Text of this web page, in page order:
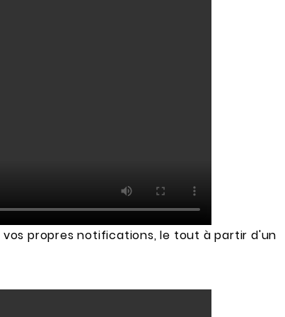
propres notifications, le tout à partir d'un